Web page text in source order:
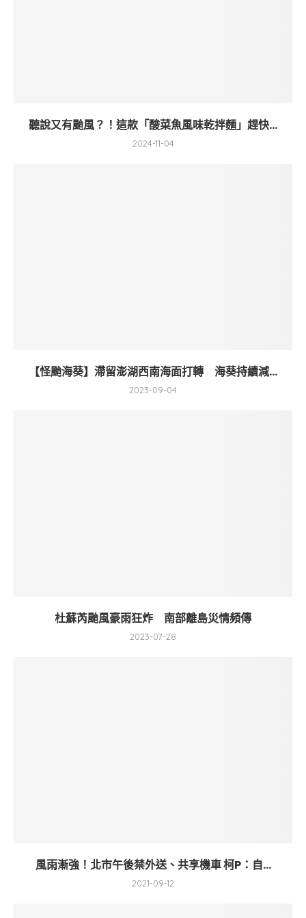
聽說又有颱風？！這款「酸菜魚風味乾拌麵」趕快...
2024-11-04
【怪颱海葵】滯留澎湖西南海面打轉 海葵持續減...
2023-09-04
杜蘇芮颱風豪雨狂炸 南部離島災情頻傳
2023-07-28
風雨漸強！北市午後禁外送、共享機車 柯P：自...
2021-09-12